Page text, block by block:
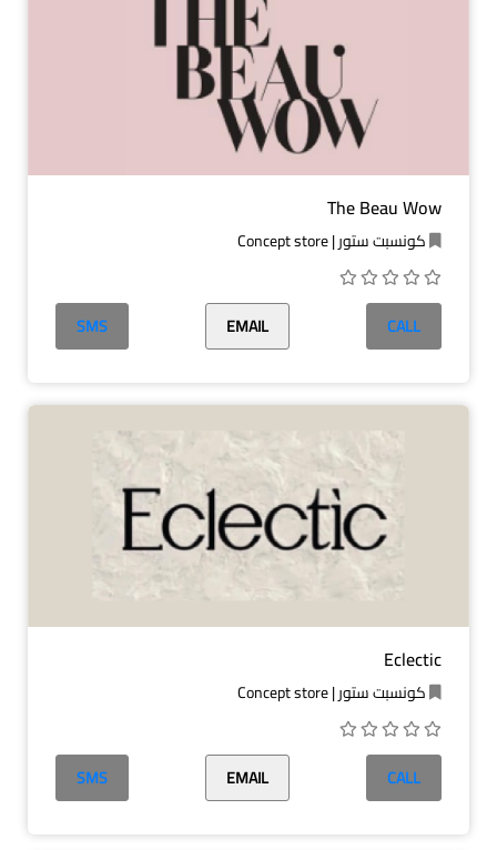
The Beau Wow
كونسبت ستور | Concept store
CALL
EMAIL
SMS
Eclectic
كونسبت ستور | Concept store
CALL
EMAIL
SMS